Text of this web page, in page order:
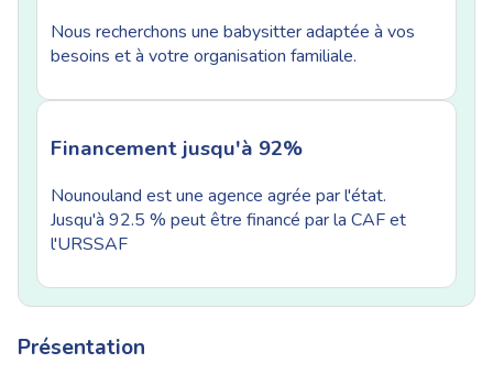
Nous recherchons une babysitter adaptée à vos
besoins et à votre organisation familiale.
Financement jusqu'à 92%
Nounouland est une agence agrée par l'état.
Jusqu'à 92.5 % peut être financé par la CAF et
l'URSSAF
Présentation